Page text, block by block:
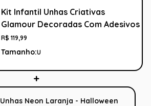
Kit Infantil Unhas Criativas
Glamour Decoradas Com Adesivos
R$ 119,99
Tamanho:U
Unhas Neon Laranja - Halloween